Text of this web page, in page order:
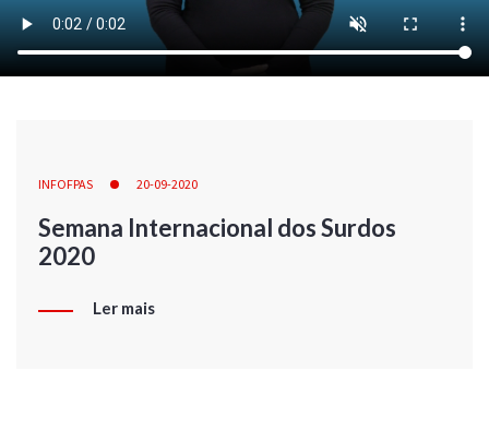
INFOFPAS 20-09-2020
Semana Internacional dos Surdos
2020
Ler mais